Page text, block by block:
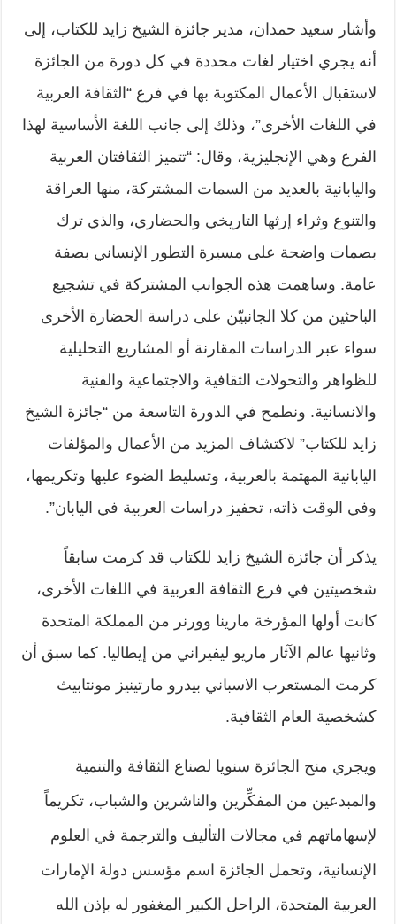
وأشار سعيد حمدان، مدير جائزة الشيخ زايد للكتاب، إلى
أنه يجري اختيار لغات محددة في كل دورة من الجائزة
لاستقبال الأعمال المكتوبة بها في فرع “الثقافة العربية
في اللغات الأخرى”، وذلك إلى جانب اللغة الأساسية لهذا
الفرع وهي الإنجليزية، وقال: “تتميز الثقافتان العربية
واليابانية بالعديد من السمات المشتركة، منها العراقة
والتنوع وثراء إرثها التاريخي والحضاري، والذي ترك
بصمات واضحة على مسيرة التطور الإنساني بصفة
عامة. وساهمت هذه الجوانب المشتركة في تشجيع
الباحثين من كلا الجانبيّن على دراسة الحضارة الأخرى
سواء عبر الدراسات المقارنة أو المشاريع التحليلية
للظواهر والتحولات الثقافية والاجتماعية والفنية
والانسانية. ونطمح في الدورة التاسعة من “جائزة الشيخ
زايد للكتاب” لاكتشاف المزيد من الأعمال والمؤلفات
اليابانية المهتمة بالعربية، وتسليط الضوء عليها وتكريمها،
وفي الوقت ذاته، تحفيز دراسات العربية في اليابان”.
يذكر أن جائزة الشيخ زايد للكتاب قد كرمت سابقاً
شخصيتين في فرع الثقافة العربية في اللغات الأخرى،
كانت أولها المؤرخة مارينا وورنر من المملكة المتحدة
وثانيها عالم الآثار ماريو ليفيراني من إيطاليا. كما سبق أن
كرمت المستعرب الاسباني بيدرو مارتينيز مونتابيث
كشخصية العام الثقافية.
ويجري منح الجائزة سنويا لصناع الثقافة والتنمية
والمبدعين من المفكِّرين والناشرين والشباب، تكريماً
لإسهاماتهم في مجالات التأليف والترجمة في العلوم
الإنسانية، وتحمل الجائزة اسم مؤسس دولة الإمارات
العربية المتحدة، الراحل الكبير المغفور له بإذن الله